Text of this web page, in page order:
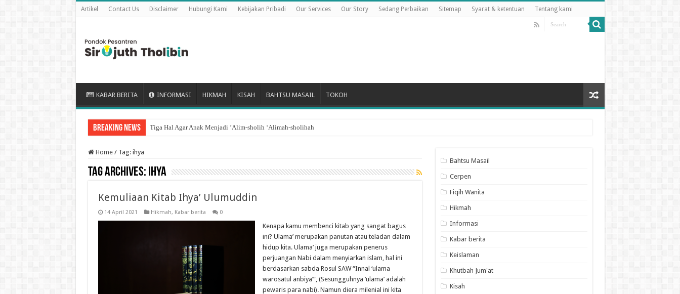
Artikel Contact Us Disclaimer Hubungi Kami Kebijakan Pribadi Our Services Our Story Sedang Perbaikan Sitemap Syarat & ketentuan Tentang kami
KABAR BERITA INFORMASI HIKMAH KISAH BAHTSU MASAIL TOKOH
Breaking News Tiga Hal Agar Anak Menjadi ‘Alim-sholih ‘Alimah-sholihah
Home / Tag: ihya
Tag Archives: ihya
Kemuliaan Kitab Ihya’ Ulumuddin
14 April 2021 Hikmah, Kabar berita 0
Kenapa kamu membenci kitab yang sangat bagus
ini? Ulama’ merupakan panutan atau teladan dalam
hidup kita. Ulama’ juga merupakan penerus
perjuangan Nabi dalam menyiarkan islam, hal ini
berdasarkan sabda Rosul SAW “Innal ‘ulama
warosatul anbiya’”, (Sesungguhnya ‘ulama’ adalah
pewaris para nabi). Namun diera milenial ini kita
Bahtsu Masail
Cerpen
Fiqih Wanita
Hikmah
Informasi
Kabar berita
Keislaman
Khutbah Jum'at
Kisah